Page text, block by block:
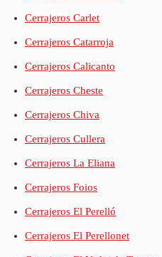
Cerrajeros Carlet
Cerrajeros Catarroja
Cerrajeros Calicanto
Cerrajeros Cheste
Cerrajeros Chiva
Cerrajeros Cullera
Cerrajeros La Eliana
Cerrajeros Foios
Cerrajeros El Perelló
Cerrajeros El Perellonet